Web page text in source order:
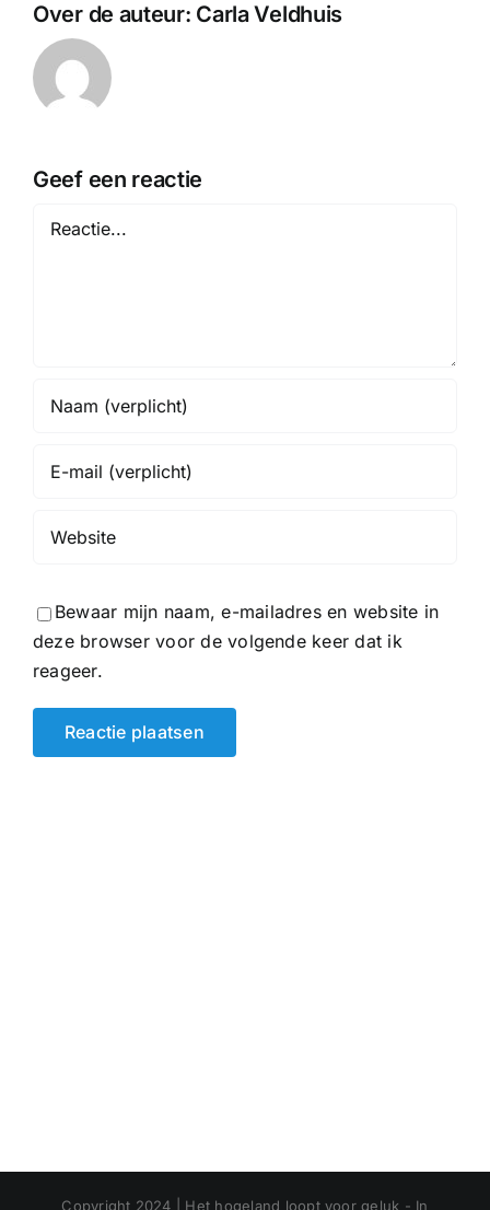
Over de auteur: Carla Veldhuis
Geef een reactie
Reactie
Bewaar mijn naam, e-mailadres en website in
deze browser voor de volgende keer dat ik
reageer.
Copyright 2024 | Het hogeland loopt voor geluk - In